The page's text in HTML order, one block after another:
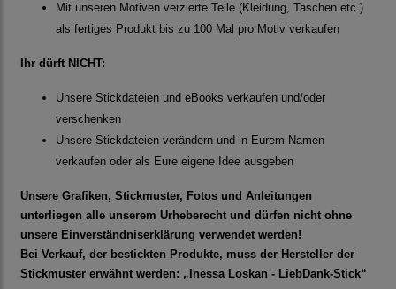
Mit unseren Motiven verzierte Teile (Kleidung, Taschen etc.)
als fertiges Produkt bis zu 100 Mal pro Motiv verkaufen
Ihr dürft NICHT:
Unsere Stickdateien und eBooks verkaufen und/oder
verschenken
Unsere Stickdateien verändern und in Eurem Namen
verkaufen oder als Eure eigene Idee ausgeben
Unsere Grafiken, Stickmuster, Fotos und Anleitungen
unterliegen alle unserem Urheberecht und dürfen nicht ohne
unsere Einverständniserklärung verwendet werden!
Bei Verkauf, der bestickten Produkte, muss der Hersteller der
Stickmuster erwähnt werden: „Inessa Loskan - LiebDank-Stick“